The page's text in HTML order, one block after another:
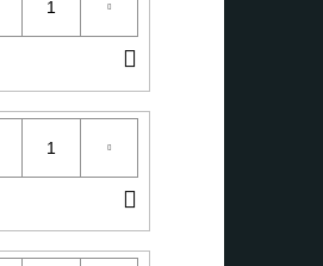
KOŠÍKU
KOŠÍKU